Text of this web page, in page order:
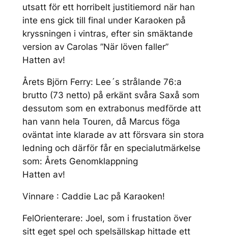
utsatt för ett horribelt justitiemord när han
inte ens gick till final under Karaoken på
kryssningen i vintras, efter sin smäktande
version av Carolas ”När löven faller”
Hatten av!
Årets Björn Ferry: Lee´s strålande 76:a
brutto (73 netto) på erkänt svåra Saxå som
dessutom som en extrabonus medförde att
han vann hela Touren, då Marcus föga
oväntat inte klarade av att försvara sin stora
ledning och därför får en specialutmärkelse
som: Årets Genomklappning
Hatten av!
Vinnare : Caddie Lac på Karaoken!
FelOrienterare: Joel, som i frustation över
sitt eget spel och spelsällskap hittade ett